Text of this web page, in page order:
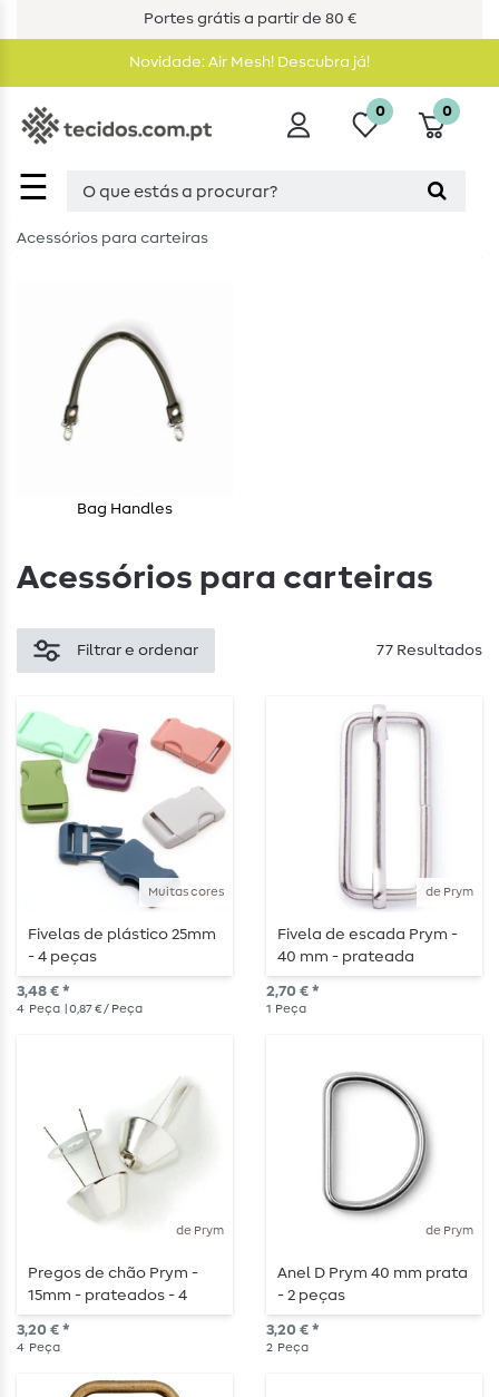
Portes grátis a partir de 80 €
Novidade: Air Mesh! Descubra já!
☰
0 0
Acessórios para carteiras
Bag Handles
Acessórios para carteiras
Filtrar e ordenar 77 Resultados
Muitas cores
Fivelas de plástico 25mm
- 4 peças
3,48 € *
4 Peça | 0,87 € / Peça
de Prym
Fivela de escada Prym -
40 mm - prateada
2,70 € *
1 Peça
de Prym
Pregos de chão Prym -
15mm - prateados - 4
peças
3,20 € *
4 Peça
de Prym
Anel D Prym 40 mm prata
- 2 peças
3,20 € *
2 Peça